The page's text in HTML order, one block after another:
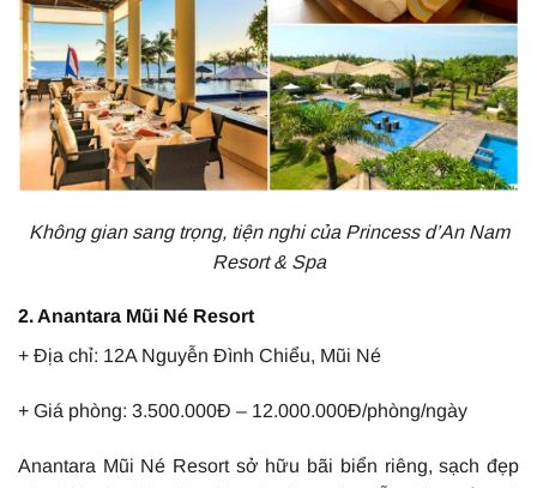
Không gian sang trọng, tiện nghi của Princess d’An Nam
Resort & Spa
2. Anantara Mũi Né Resort
+ Địa chỉ: 12A Nguyễn Đình Chiểu, Mũi Né
+ Giá phòng: 3.500.000Đ – 12.000.000Đ/phòng/ngày
Anantara Mũi Né Resort sở hữu bãi biển riêng, sạch đẹp